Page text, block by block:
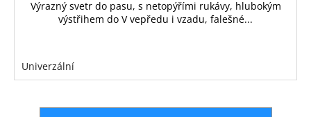
Výrazný svetr do pasu, s netopýřími rukávy, hlubokým
výstřihem do V vepředu i vzadu, falešné...
Univerzální